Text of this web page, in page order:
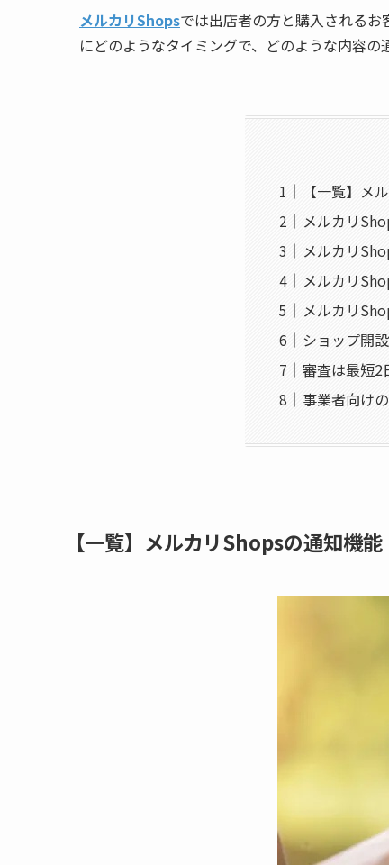
メルカリShopsでは出店者の方と購入される
にどのようなタイミングで、どのような内容
【一覧】メ
メルカリ
メルカリ
メルカリ
メルカリ
ショップ開
審査は最短2
事業者向け
【一覧】メルカリShopsの通知機能